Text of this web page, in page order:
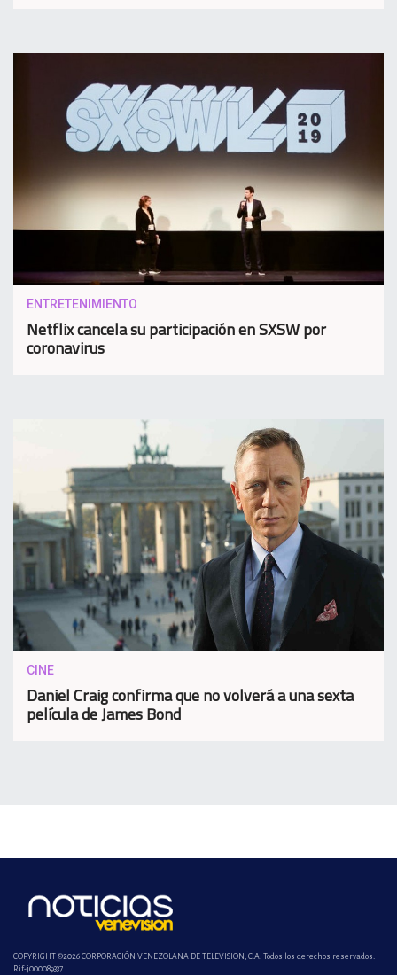
ENTRETENIMIENTO
Netflix cancela su participación en SXSW por
coronavirus
CINE
Daniel Craig confirma que no volverá a una sexta
película de James Bond
COPYRIGHT ©2026 CORPORACIÓN VENEZOLANA DE TELEVISION, C.A. Todos los derechos reservados.
Rif-j000089337